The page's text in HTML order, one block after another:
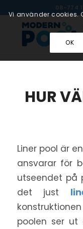
08-774
HUR
Liner pool är
ansvarar för
utseendet på
det just
poolen ser ut
Vi använder
OK